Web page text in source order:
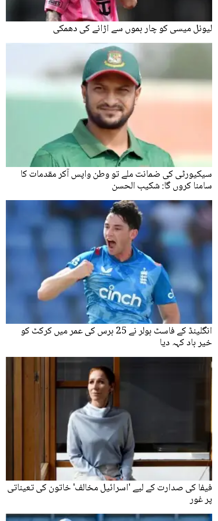
لیونل میسی کو چار بموں سے اڑانے کی دھمکی
سیکیورٹی کی ضمانت ملے تو وطن واپس آکر مقدمات کا
سامنا کروں گا: شکیب الحسن
انگلینڈ کے فاسٹ بولر نے 25 برس کی عمر میں کرکٹ کو
خیر باد کہہ دیا
فیفا کی صدارت کے لیے 'اسرائیل مخالف' خاتون کی تعیناتی
پر غور